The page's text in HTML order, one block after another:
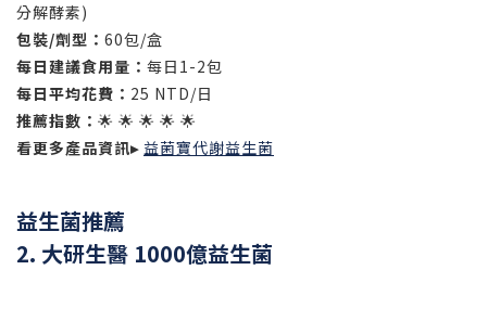
分解酵素)
包裝/劑型： 60包/盒
每日建議食用量： 每日1-2包
每日平均花費： 25 NTD/日
推薦指數： 🌟 🌟 🌟 🌟 🌟
看更多產品資訊▸ 益菌寶代謝益生菌
益生菌推薦
2. 大研生醫 1000億益生菌